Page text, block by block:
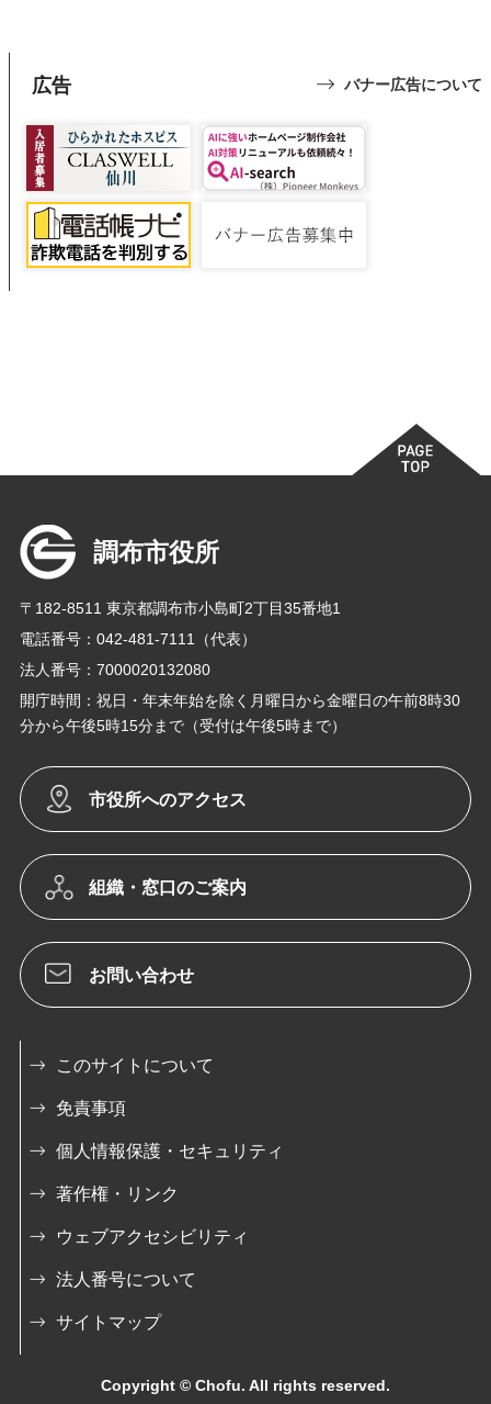
広告 バナー広告について
調布市役所
〒182-8511 東京都調布市小島町2丁目35番地1
電話番号：042-481-7111（代表）
法人番号：7000020132080
開庁時間：祝日・年末年始を除く月曜日から金曜日の午前8時30
分から午後5時15分まで（受付は午後5時まで）
市役所へのアクセス
組織・窓口のご案内
お問い合わせ
このサイトについて
免責事項
個人情報保護・セキュリティ
著作権・リンク
ウェブアクセシビリティ
法人番号について
サイトマップ
Copyright © Chofu. All rights reserved.